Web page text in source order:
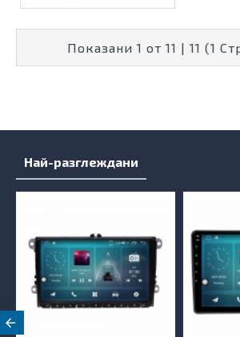
Показани 1 от 11 | 11 (1
Най-разглеждани